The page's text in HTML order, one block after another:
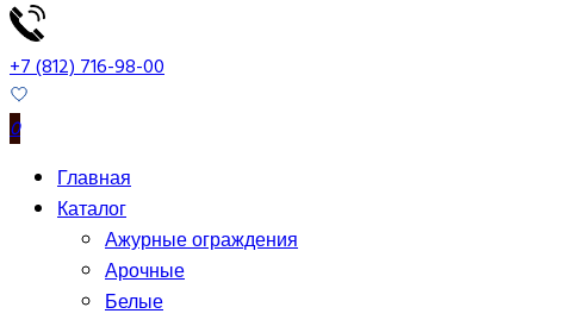
+7 (812) 716-98-00
0
Главная
Каталог
Ажурные ограждения
Арочные
Белые